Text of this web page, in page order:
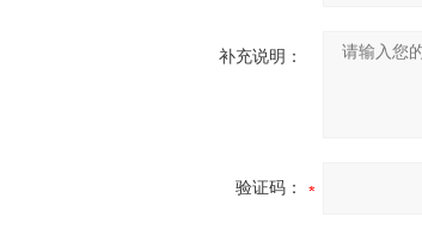
补充说明：
验证码：